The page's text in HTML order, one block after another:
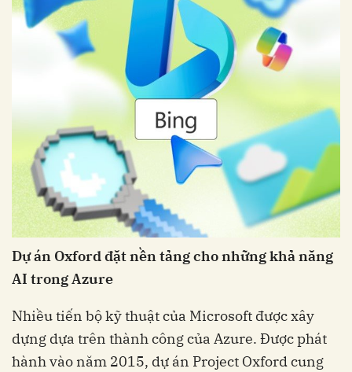
Dự án Oxford đặt nền tảng cho những khả năng
AI trong Azure
Nhiều tiến bộ kỹ thuật của Microsoft được xây
dựng dựa trên thành công của Azure. Được phát
hành vào năm 2015, dự án Project Oxford cung